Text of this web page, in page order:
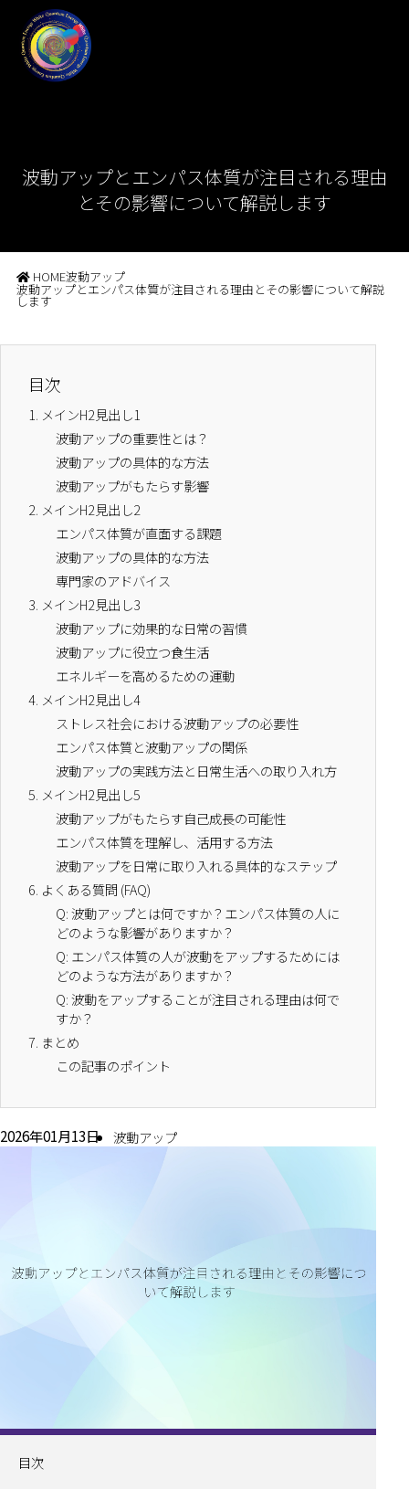
波動アップとエンパス体質が注目される理由
とその影響について解説します
HOME波動アップ
波動アップとエンパス体質が注目される理由とその影響について解説
します
目次
1. メインH2見出し1
波動アップの重要性とは？
波動アップの具体的な方法
波動アップがもたらす影響
2. メインH2見出し2
エンパス体質が直面する課題
波動アップの具体的な方法
専門家のアドバイス
3. メインH2見出し3
波動アップに効果的な日常の習慣
波動アップに役立つ食生活
エネルギーを高めるための運動
4. メインH2見出し4
ストレス社会における波動アップの必要性
エンパス体質と波動アップの関係
波動アップの実践方法と日常生活への取り入れ方
5. メインH2見出し5
波動アップがもたらす自己成長の可能性
エンパス体質を理解し、活用する方法
波動アップを日常に取り入れる具体的なステップ
6. よくある質問 (FAQ)
Q: 波動アップとは何ですか？エンパス体質の人に
どのような影響がありますか？
Q: エンパス体質の人が波動をアップするためには
どのような方法がありますか？
Q: 波動をアップすることが注目される理由は何で
すか？
7. まとめ
この記事のポイント
2026年01月13日 波動アップ
目次